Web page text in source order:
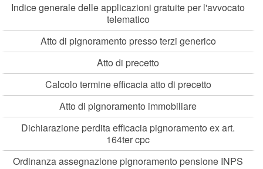
Indice generale delle applicazioni gratuite per l'avvocato
telematico
Atto di pignoramento presso terzi generico
Atto di precetto
Calcolo termine efficacia atto di precetto
Atto di pignoramento immobiliare
Dichiarazione perdita efficacia pignoramento ex art.
164ter cpc
Ordinanza assegnazione pignoramento pensione INPS